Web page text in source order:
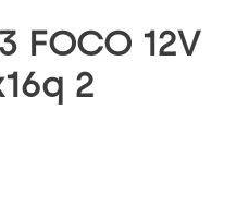
FOCO 12V
2